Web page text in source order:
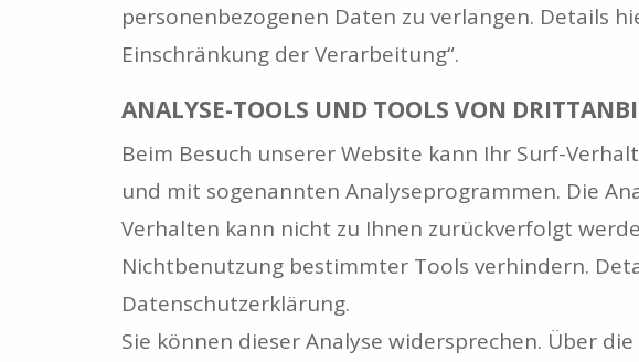
personenbezogenen Daten zu verlangen. Details
Einschränkung der Verarbeitung“.
ANALYSE-TOOLS UND TOOLS VON
Beim Besuch unserer Website kann Ihr Surf-
und mit sogenannten Analyseprogrammen. Die
Verhalten kann nicht zu Ihnen zurückverfolgt
Nichtbenutzung bestimmter Tools verhindern.
Datenschutzerklärung.
Sie können dieser Analyse widersprechen. Über